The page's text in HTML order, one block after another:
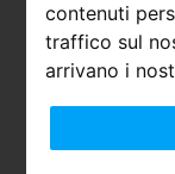
contenuti
traffico sul
arrivano i